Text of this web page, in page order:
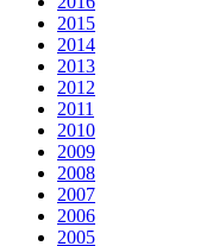
2015
2014
2013
2012
2011
2010
2009
2008
2007
2006
2005